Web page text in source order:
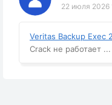
22 июля 2026
Veritas Backup Exec
Crack не работает ...